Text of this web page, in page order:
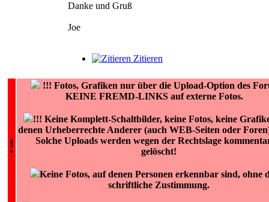
Danke und Gruß
Joe
Zitieren
!
!!! Fotos, Grafiken nur über die Upload-Option des
KEINE FREMD-LINKS auf externe Fotos.
!!! Keine Komplett-Schaltbilder, keine Fotos, keine
denen Urheberrechte Anderer (auch WEB-Seiten oder
Solche Uploads werden wegen der Rechtslage
gelöscht!
Keine Fotos, auf denen Personen erkennbar sind, ohne
schriftliche Zustimmung.